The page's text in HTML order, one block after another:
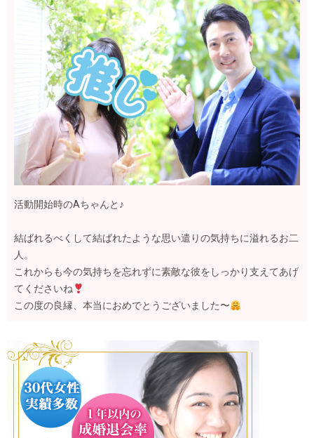
活動開始時のAちゃんと♪
結ばれるべくして結ばれたような思い遣りの気持ちに溢れるお二
人。
これからも今の気持ちを忘れずに素敵な彼をしっかり支えてあげ
てくださいね
この度の良縁、本当におめでとうございました〜